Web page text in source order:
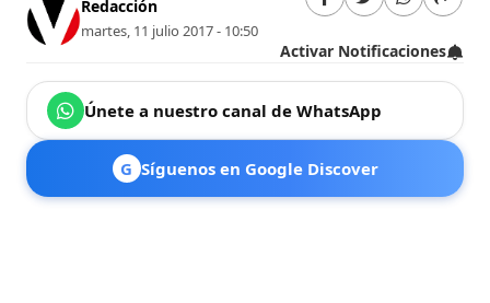
Redacción
martes, 11 julio 2017 - 10:50
Activar Notificaciones
Únete a nuestro canal de WhatsApp
G Síguenos en Google Discover